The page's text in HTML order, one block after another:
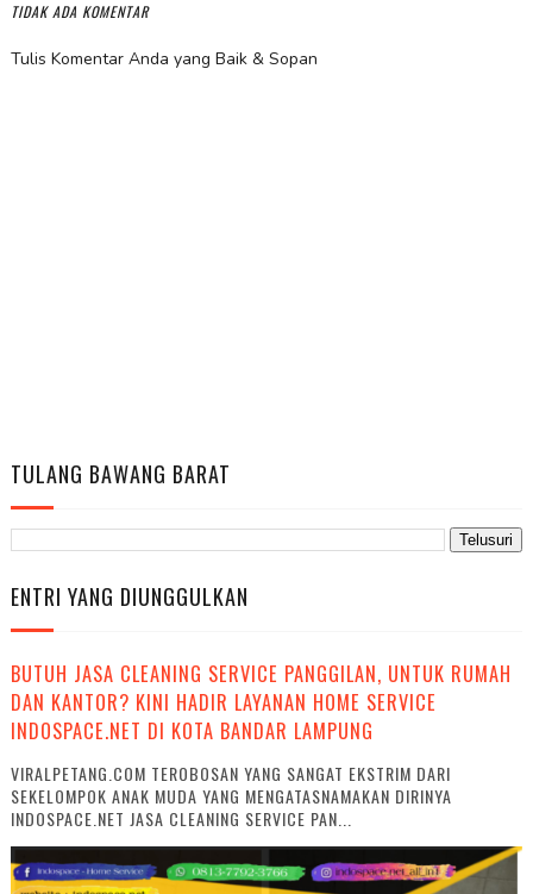
TIDAK ADA KOMENTAR
Tulis Komentar Anda yang Baik & Sopan
TULANG BAWANG BARAT
ENTRI YANG DIUNGGULKAN
BUTUH JASA CLEANING SERVICE PANGGILAN, UNTUK RUMAH
DAN KANTOR? KINI HADIR LAYANAN HOME SERVICE
INDOSPACE.NET DI KOTA BANDAR LAMPUNG
VIRALPETANG.COM TEROBOSAN YANG SANGAT EKSTRIM DARI
SEKELOMPOK ANAK MUDA YANG MENGATASNAMAKAN DIRINYA
INDOSPACE.NET JASA CLEANING SERVICE PAN...